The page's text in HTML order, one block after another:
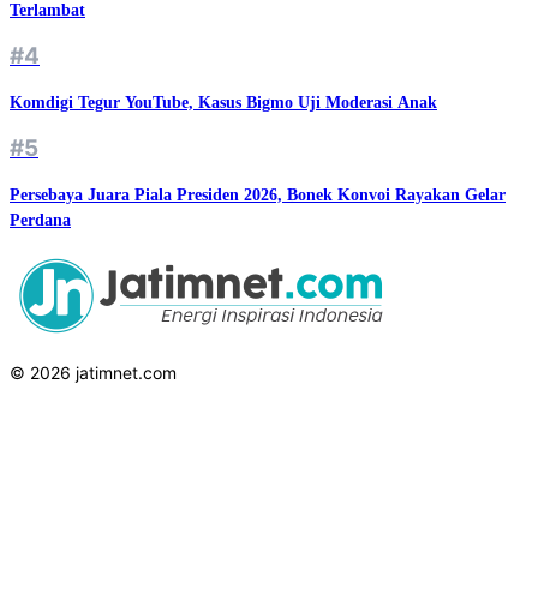
Terlambat
#4
Komdigi Tegur YouTube, Kasus Bigmo Uji Moderasi Anak
#5
Persebaya Juara Piala Presiden 2026, Bonek Konvoi Rayakan Gelar
Perdana
© 2026 jatimnet.com